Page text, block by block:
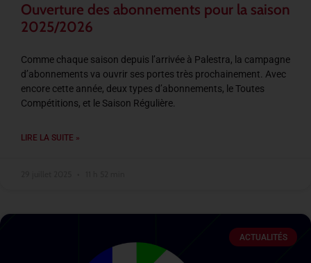
Ouverture des abonnements pour la saison
2025/2026
Comme chaque saison depuis l’arrivée à Palestra, la campagne
d’abonnements va ouvrir ses portes très prochainement. Avec
encore cette année, deux types d’abonnements, le Toutes
Compétitions, et le Saison Régulière.
LIRE LA SUITE »
ACTUALITÉS